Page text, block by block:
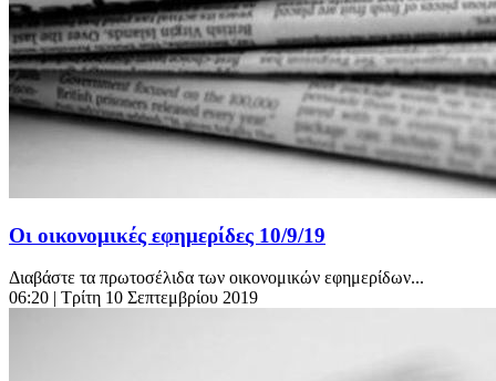
Οι οικονομικές εφημερίδες 10/9/19
Διαβάστε τα πρωτοσέλιδα των οικονομικών εφημερίδων...
06:20 | Τρίτη 10 Σεπτεμβρίου 2019